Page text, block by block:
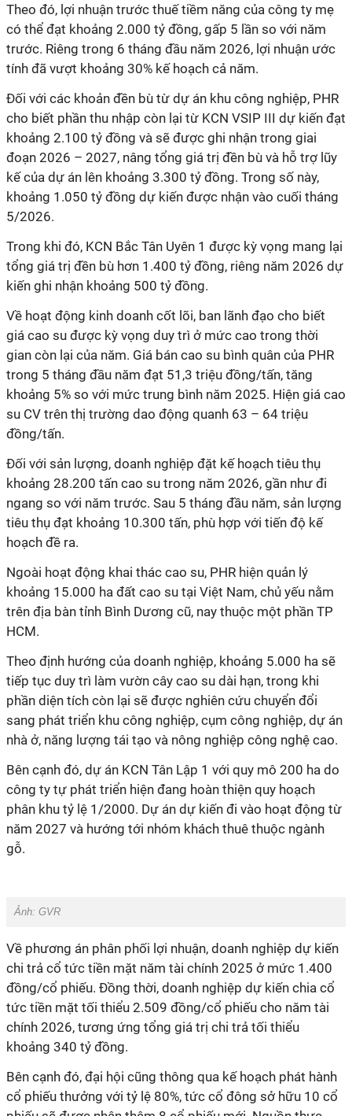
Theo đó, lợi nhuận trước thuế tiềm năng của công ty mẹ
có thể đạt khoảng 2.000 tỷ đồng, gấp 5 lần so với năm
trước. Riêng trong 6 tháng đầu năm 2026, lợi nhuận ước
tính đã vượt khoảng 30% kế hoạch cả năm.
Đối với các khoản đền bù từ dự án khu công nghiệp, PHR
cho biết phần thu nhập còn lại từ KCN VSIP III dự kiến đạt
khoảng 2.100 tỷ đồng và sẽ được ghi nhận trong giai
đoạn 2026 – 2027, nâng tổng giá trị đền bù và hỗ trợ lũy
kế của dự án lên khoảng 3.300 tỷ đồng. Trong số này,
khoảng 1.050 tỷ đồng dự kiến được nhận vào cuối tháng
5/2026.
Trong khi đó, KCN Bắc Tân Uyên 1 được kỳ vọng mang lại
tổng giá trị đền bù hơn 1.400 tỷ đồng, riêng năm 2026 dự
kiến ghi nhận khoảng 500 tỷ đồng.
Về hoạt động kinh doanh cốt lõi, ban lãnh đạo cho biết
giá cao su được kỳ vọng duy trì ở mức cao trong thời
gian còn lại của năm. Giá bán cao su bình quân của PHR
trong 5 tháng đầu năm đạt 51,3 triệu đồng/tấn, tăng
khoảng 5% so với mức trung bình năm 2025. Hiện giá cao
su CV trên thị trường dao động quanh 63 – 64 triệu
đồng/tấn.
Đối với sản lượng, doanh nghiệp đặt kế hoạch tiêu thụ
khoảng 28.200 tấn cao su trong năm 2026, gần như đi
ngang so với năm trước. Sau 5 tháng đầu năm, sản lượng
tiêu thụ đạt khoảng 10.300 tấn, phù hợp với tiến độ kế
hoạch đề ra.
Ngoài hoạt động khai thác cao su, PHR hiện quản lý
khoảng 15.000 ha đất cao su tại Việt Nam, chủ yếu nằm
trên địa bàn tỉnh Bình Dương cũ, nay thuộc một phần TP
HCM.
Theo định hướng của doanh nghiệp, khoảng 5.000 ha sẽ
tiếp tục duy trì làm vườn cây cao su dài hạn, trong khi
phần diện tích còn lại sẽ được nghiên cứu chuyển đổi
sang phát triển khu công nghiệp, cụm công nghiệp, dự án
nhà ở, năng lượng tái tạo và nông nghiệp công nghệ cao.
Bên cạnh đó, dự án KCN Tân Lập 1 với quy mô 200 ha do
công ty tự phát triển hiện đang hoàn thiện quy hoạch
phân khu tỷ lệ 1/2000. Dự án dự kiến đi vào hoạt động từ
năm 2027 và hướng tới nhóm khách thuê thuộc ngành
gỗ.
Ảnh: GVR
Về phương án phân phối lợi nhuận, doanh nghiệp dự kiến
chi trả cổ tức tiền mặt năm tài chính 2025 ở mức 1.400
đồng/cổ phiếu. Đồng thời, doanh nghiệp dự kiến chia cổ
tức tiền mặt tối thiểu 2.509 đồng/cổ phiếu cho năm tài
chính 2026, tương ứng tổng giá trị chi trả tối thiểu
khoảng 340 tỷ đồng.
Bên cạnh đó, đại hội cũng thông qua kế hoạch phát hành
cổ phiếu thưởng với tỷ lệ 80%, tức cổ đông sở hữu 10 cổ